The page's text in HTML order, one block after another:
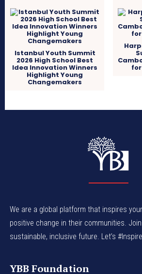
Istanbul Youth Summit
2026 High School Best
Idea Innovation Winners
Highlight Young
Changemakers
for
We are a global platform that inspires
positive change in their communities.
sustainable, inclusive future. Let’s
YBB Foundation